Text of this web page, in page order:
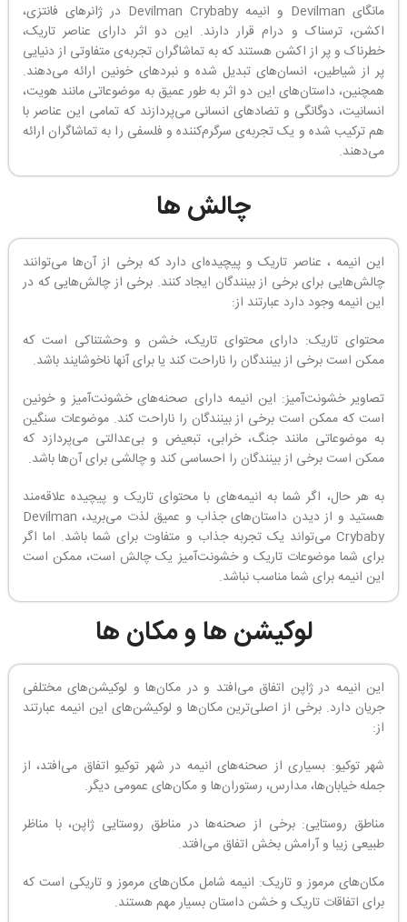
مانگای Devilman و انیمه Devilman Crybaby در ژانرهای فانتزی،
اکشن، ترسناک و درام قرار دارند. این دو اثر دارای عناصر تاریک،
خطرناک و پر از اکشن هستند که به تماشاگران تجربه‌ی متفاوتی از دنیایی
پر از شیاطین، انسان‌های تبدیل شده و نبردهای خونین ارائه می‌دهند.
همچنین، داستان‌های این دو اثر به طور عمیق به موضوعاتی مانند هویت،
انسانیت، دوگانگی و تضادهای انسانی می‌پردازند که تمامی این عناصر با
هم ترکیب شده و یک تجربه‌ی سرگرم‌کننده و فلسفی را به تماشاگران ارائه
می‌دهند.
چالش ها
این انیمه ، عناصر تاریک و پیچیده‌ای دارد که برخی از آن‌ها می‌توانند
چالش‌هایی برای برخی از بینندگان ایجاد کنند. برخی از چالش‌هایی که در
این انیمه وجود دارد عبارتند از:
محتوای تاریک: دارای محتوای تاریک، خشن و وحشتناکی است که
ممکن است برخی از بینندگان را ناراحت کند یا برای آنها ناخوشایند باشد.
تصاویر خشونت‌آمیز: این انیمه دارای صحنه‌های خشونت‌آمیز و خونین
است که ممکن است برخی از بینندگان را ناراحت کند. موضوعات سنگین
به موضوعاتی مانند جنگ، خرابی، تبعیض و بی‌عدالتی می‌پردازد که
ممکن است برخی از بینندگان را احساسی کند و چالشی برای آن‌ها باشد.
به هر حال، اگر شما به انیمه‌های با محتوای تاریک و پیچیده علاقه‌مند
هستید و از دیدن داستان‌های جذاب و عمیق لذت می‌برید، Devilman
Crybaby می‌تواند یک تجربه جذاب و متفاوت برای شما باشد. اما اگر
برای شما موضوعات تاریک و خشونت‌آمیز یک چالش است، ممکن است
این انیمه برای شما مناسب نباشد.
لوکیشن ها و مکان ها
این انیمه در ژاپن اتفاق می‌افتد و در مکان‌ها و لوکیشن‌های مختلفی
جریان دارد. برخی از اصلی‌ترین مکان‌ها و لوکیشن‌های این انیمه عبارتند
از:
شهر توکیو: بسیاری از صحنه‌های انیمه در شهر توکیو اتفاق می‌افتد، از
جمله خیابان‌ها، مدارس، رستوران‌ها و مکان‌های عمومی دیگر.
مناطق روستایی: برخی از صحنه‌ها در مناطق روستایی ژاپن، با مناظر
طبیعی زیبا و آرامش بخش اتفاق می‌افتد.
مکان‌های مرموز و تاریک: انیمه شامل مکان‌های مرموز و تاریکی است که
برای اتفاقات تاریک و خشن داستان بسیار مهم هستند.